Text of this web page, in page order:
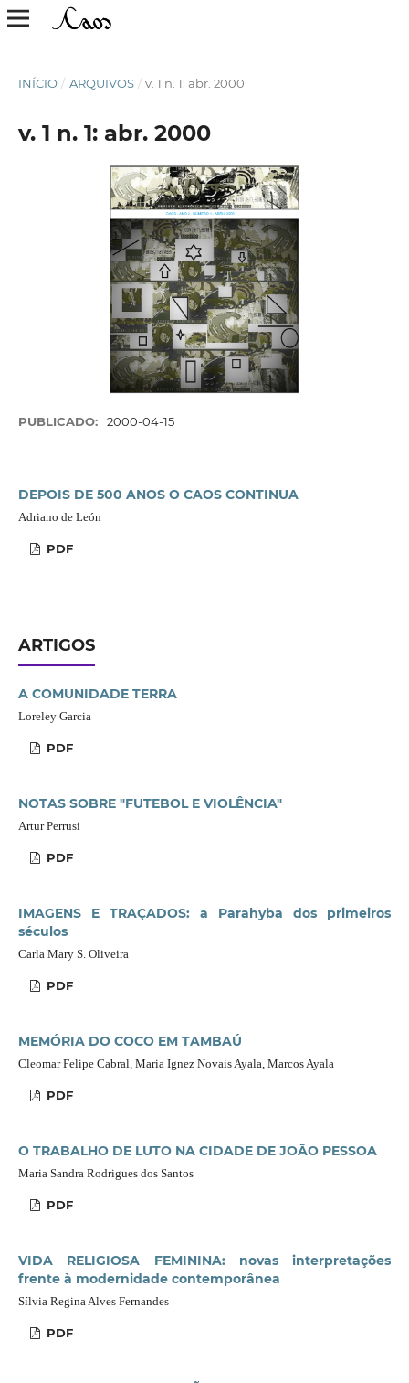
INÍCIO / ARQUIVOS / v. 1 n. 1: abr. 2000
v. 1 n. 1: abr. 2000
PUBLICADO: 2000-04-15
DEPOIS DE 500 ANOS O CAOS CONTINUA
Adriano de León
PDF
ARTIGOS
A COMUNIDADE TERRA
Loreley Garcia
PDF
NOTAS SOBRE "FUTEBOL E VIOLÊNCIA"
Artur Perrusi
PDF
IMAGENS E TRAÇADOS: a Parahyba dos primeiros
séculos
Carla Mary S. Oliveira
PDF
MEMÓRIA DO COCO EM TAMBAÚ
Cleomar Felipe Cabral, Maria Ignez Novais Ayala, Marcos Ayala
PDF
O TRABALHO DE LUTO NA CIDADE DE JOÃO PESSOA
Maria Sandra Rodrigues dos Santos
PDF
VIDA RELIGIOSA FEMININA: novas interpretações
frente à modernidade contemporânea
Sílvia Regina Alves Fernandes
PDF